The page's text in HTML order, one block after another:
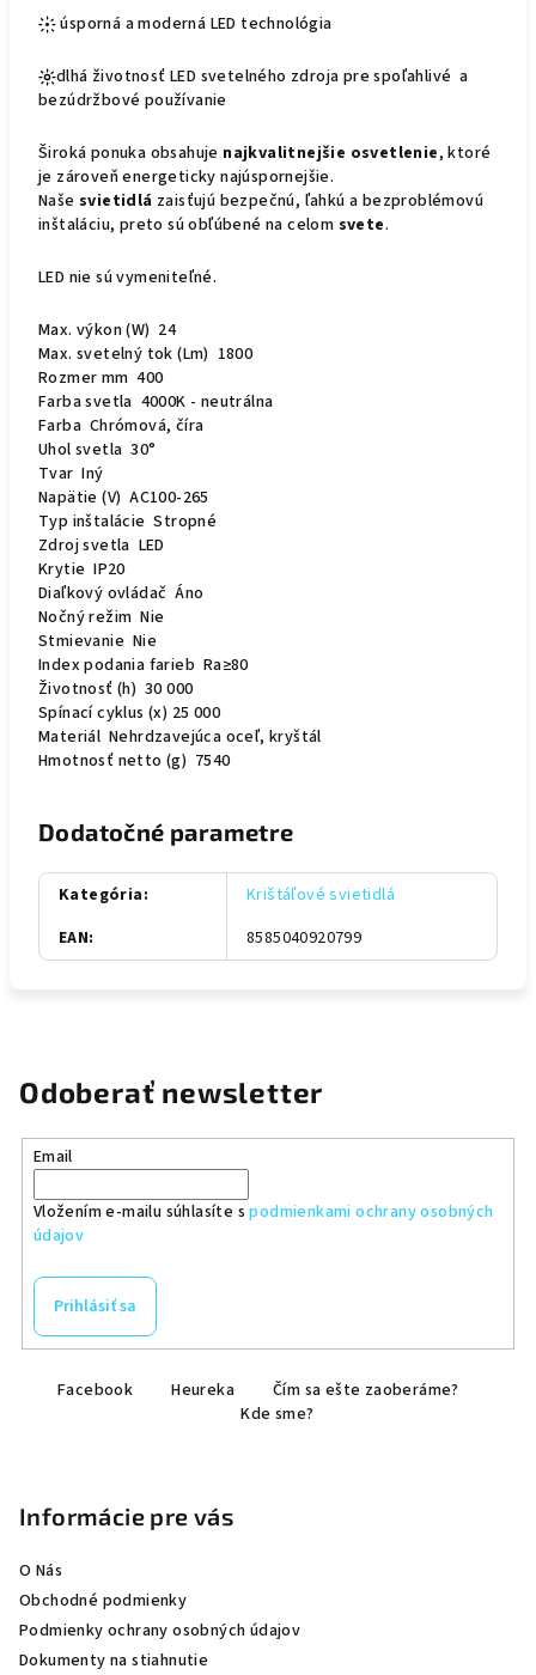
úsporná a moderná LED technológia
dlhá životnosť LED svetelného zdroja pre spoľahlivé a
bezúdržbové používanie
Široká ponuka obsahuje najkvalitnejšie osvetlenie, ktoré
je zároveň energeticky najúspornejšie.
Naše svietidlá zaisťujú bezpečnú, ľahkú a bezproblémovú
inštaláciu, preto sú obľúbené na celom svete.
LED nie sú vymeniteľné.
Max. výkon (W) 24
Max. svetelný tok (Lm) 1800
Rozmer mm 400
Farba svetla 4000K - neutrálna
Farba Chrómová, číra
Uhol svetla 30°
Tvar Iný
Napätie (V) AC100-265
Typ inštalácie Stropné
Zdroj svetla LED
Krytie IP20
Diaľkový ovládač Áno
Nočný režim Nie
Stmievanie Nie
Index podania farieb Ra≥80
Životnosť (h) 30 000
Spínací cyklus (x) 25 000
Materiál Nehrdzavejúca oceľ, kryštál
Hmotnosť netto (g) 7540
Dodatočné parametre
Kategória:
Krištáľové svietidlá
EAN: 8585040920799
Odoberať newsletter
Email
Vložením e-mailu súhlasíte spodmienkami ochrany osobných
údajov
Prihlásiť sa
Facebook Heureka
Čím sa ešte zaoberáme?
Kde sme?
Informácie pre vás
O Nás
Obchodné podmienky
Podmienky ochrany osobných údajov
Dokumenty na stiahnutie